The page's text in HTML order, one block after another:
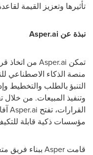
تأثيرها وتعزيز القيمة
نبذة عن Asper.ai
تمكن Asper.ai من اتخاذ
التنبؤ بالطلب والتخطيط
وتنفيذ المبيعات. من خلال
القرارات، تفتح Asper.ai
مؤسسات ذكية قابلة
قامت Asper ببناء فريق